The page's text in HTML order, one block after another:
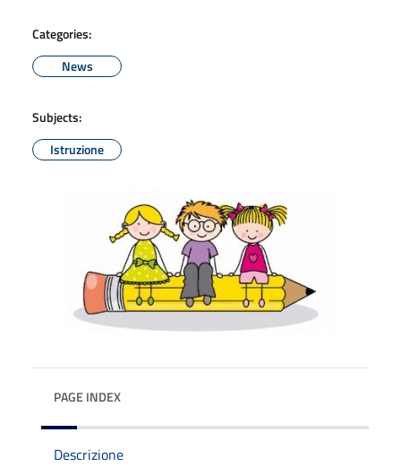
Categories:
News
Subjects:
Istruzione
PAGE INDEX
Descrizione